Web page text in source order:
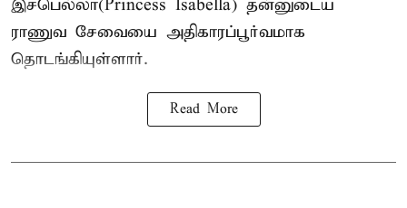
இசபெல்லா(Princess Isabella) தன்னுடைய
ராணுவ சேவையை அதிகாரப்பூர்வமாக
தொடங்கியுள்ளார்.
Read More